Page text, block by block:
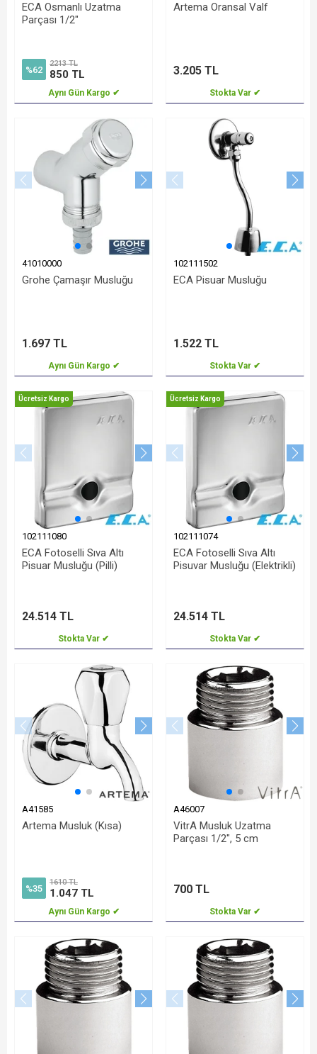
ECA Osmanlı Uzatma
Parçası 1/2"
%62
2213 TL
850 TL
Aynı Gün Kargo ✔
Artema Oransal Valf
3.205 TL
Stokta Var ✔
41010000
Grohe Çamaşır Musluğu
1.697 TL
Aynı Gün Kargo ✔
102111502
ECA Pisuar Musluğu
1.522 TL
Stokta Var ✔
Ücretsiz Kargo
102111080
ECA Fotoselli Sıva Altı
Pisuar Musluğu (Pilli)
24.514 TL
Stokta Var ✔
Ücretsiz Kargo
102111074
ECA Fotoselli Sıva Altı
Pisuvar Musluğu (Elektrikli)
24.514 TL
Stokta Var ✔
A41585
Artema Musluk (Kısa)
%35
1610 TL
1.047 TL
Aynı Gün Kargo ✔
A46007
VitrA Musluk Uzatma
Parçası 1/2", 5 cm
700 TL
Stokta Var ✔